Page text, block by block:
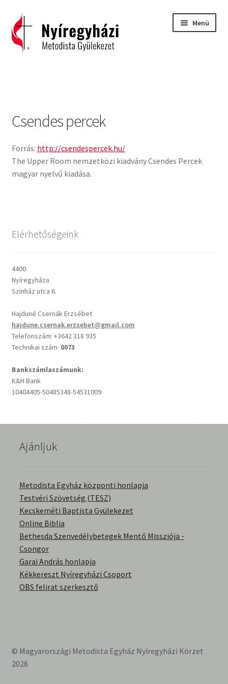
Ugrás
a
navigációhoz
Kilépés
a
tartalomba
Menü
2016 – Igehirdetések
2017 – Igehirdetések
Áhitatok
Carl Eichhorn: Isten műhelyében
Cseri Kálmán: A kegyelem harmatja
Napi Ige: Evangélikus bibliaolvasó Útmutató
Oswald Chambers: Krisztus mindenek felett
Alkalmaink
Elérhetőségek
Képek
Kérdések és válaszok
Kitekintés
Könyvtár
Gyermektörténetek
Csendes percek
Forrás: http://csendespercek.hu/
The Upper Room nemzetközi kiadvány Csendes Percek
magyar nyelvű kiadása.
Elérhetőségeink
4400
Nyíregyháza
Szinház utca 6.
Hajduné Csernák Erzsébet
hajdune.csernak.erzsebet@gmail.com
Telefonszám: +3642 318 935
Technikai szám: 0073
Bankszámlaszámunk:
K&H Bank
10404405-50485348-54531009
Ajánljuk
Metodista Egyház központi honlapja
Testvéri Szövetség (TESZ)
Kecskeméti Baptista Gyülekezet
Online Biblia
Bethesda Szenvedélybetegek Mentő Missziója -
Csongor
Garai András honlapja
Kékkereszt Nyíregyházi Csoport
OBS felirat szerkesztő
© Magyarországi Metodista Egyház Nyíregyházi Körzet
2026